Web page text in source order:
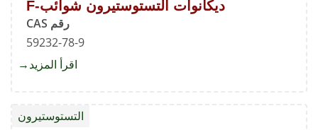
ديكانوات التستوستيرون شوائب-F
رقم CAS
59232-78-9
اقرأ المزيد
التستوستيرون